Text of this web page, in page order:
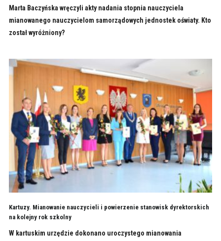
Marta Baczyńska wręczyli akty nadania stopnia nauczyciela
mianowanego nauczycielom samorządowych jednostek oświaty. Kto
został wyróżniony?
Kartuzy. Mianowanie nauczycieli i powierzenie stanowisk dyrektorskich
na kolejny rok szkolny
W kartuskim urzędzie dokonano uroczystego mianowania